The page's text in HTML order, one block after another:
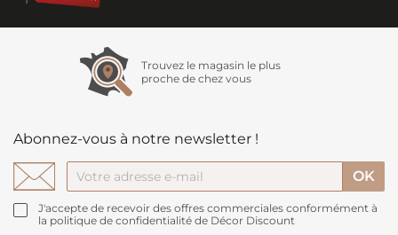
Trouvez le magasin le plus
proche de chez vous
Abonnez-vous à notre newsletter !
J'accepte de recevoir des offres commerciales conformément à
la politique de confidentialité de Décor Discount